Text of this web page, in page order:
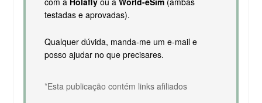
testadas e aprovadas).
Qualquer dúvida, manda-me um e-mail e
posso ajudar no que precisares.
*Esta publicação contém links afiliados